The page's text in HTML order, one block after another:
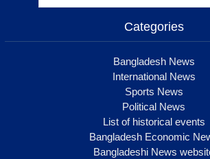
Categories
Bangladesh News
International News
Sports News
Political News
List of historical events
Bangladesh Economic
Bangladeshi News